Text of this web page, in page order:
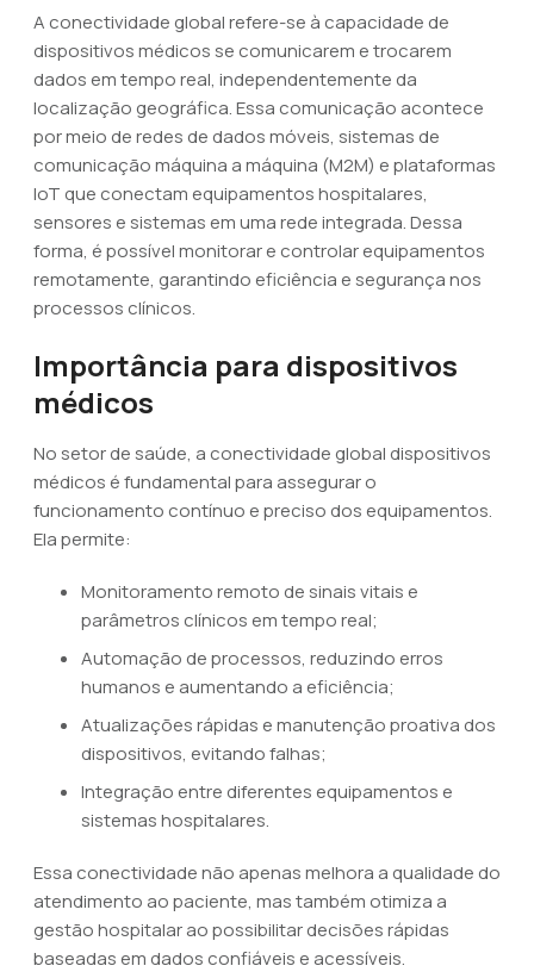
A conectividade global refere-se à capacidade de
dispositivos médicos se comunicarem e trocarem
dados em tempo real, independentemente da
localização geográfica. Essa comunicação acontece
por meio de redes de dados móveis, sistemas de
comunicação máquina a máquina (M2M) e plataformas
IoT que conectam equipamentos hospitalares,
sensores e sistemas em uma rede integrada. Dessa
forma, é possível monitorar e controlar equipamentos
remotamente, garantindo eficiência e segurança nos
processos clínicos.
Importância para dispositivos
médicos
No setor de saúde, a conectividade global dispositivos
médicos é fundamental para assegurar o
funcionamento contínuo e preciso dos equipamentos.
Ela permite:
Monitoramento remoto de sinais vitais e
parâmetros clínicos em tempo real;
Automação de processos, reduzindo erros
humanos e aumentando a eficiência;
Atualizações rápidas e manutenção proativa dos
dispositivos, evitando falhas;
Integração entre diferentes equipamentos e
sistemas hospitalares.
Essa conectividade não apenas melhora a qualidade do
atendimento ao paciente, mas também otimiza a
gestão hospitalar ao possibilitar decisões rápidas
baseadas em dados confiáveis e acessíveis.